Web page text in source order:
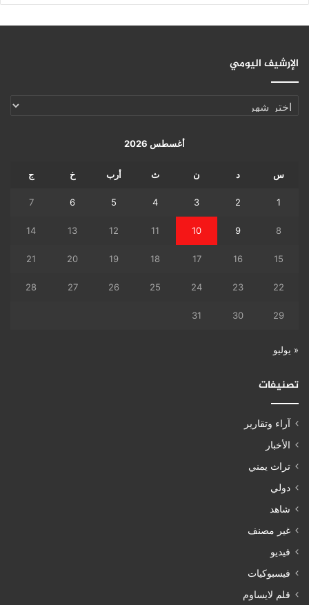
الإرشيف اليومي
الإرشيف
أغسطس 2026
س د ن ث أرب خ ج
1
2
3
4
5
6
7
8
9
10
11
12
13
14
15
16
17
18
19
20
21
22
23
24
25
26
27
28
29
30
31
« يوليو
تصنيفات
آراء وتقارير
الأخبار
تراث يمني
دولي
شاهد
غير مصنف
فيديو
فيسبوكيات
قلم لايساوم